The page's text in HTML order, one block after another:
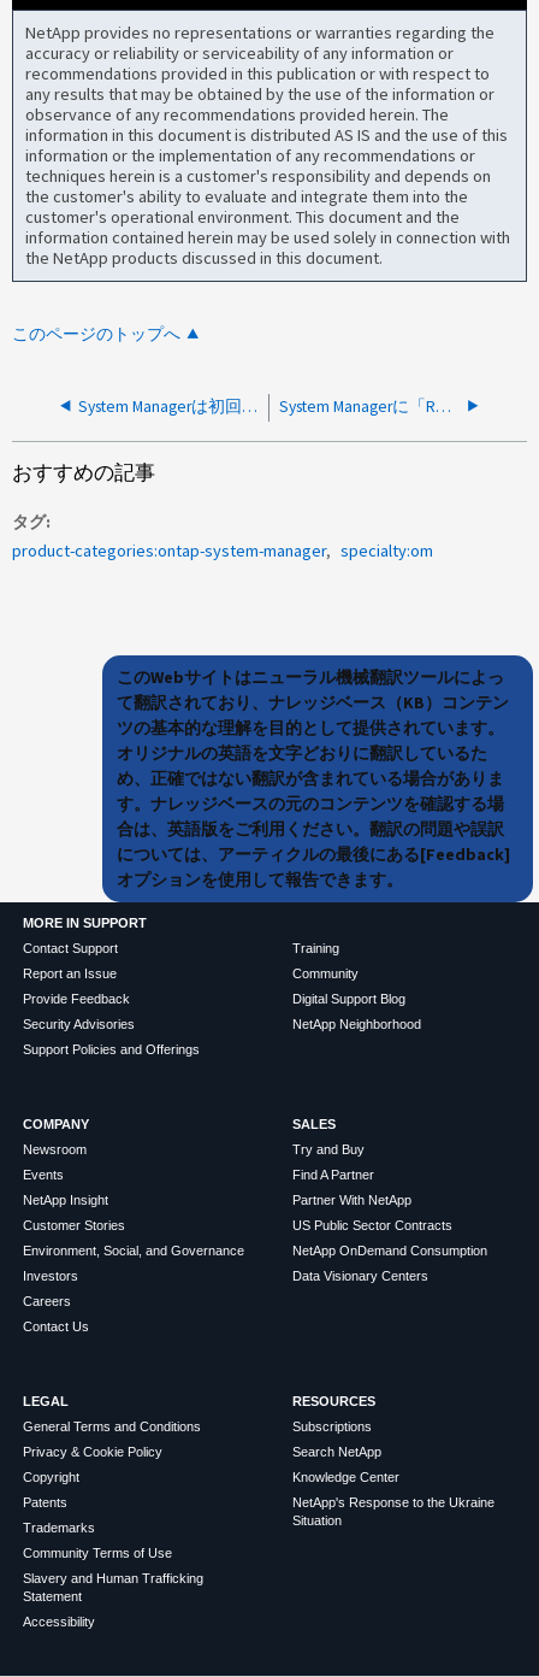
NetApp provides no representations or warranties regarding the
accuracy or reliability or serviceability of any information or
recommendations provided in this publication or with respect to
any results that may be obtained by the use of the information or
observance of any recommendations provided herein. The
information in this document is distributed AS IS and the use of this
information or the implementation of any recommendations or
techniques herein is a customer's responsibility and depends on
the customer's ability to evaluate and integrate them into the
customer's operational environment. This document and the
information contained herein may be used solely in connection with
the NetApp products discussed in this document.
このページのトップへ
System Managerは初回ログイン後、ユーザをログイン画面に戻します System Managerに「Registration has expired due to inactivity.もう一度登録してください。"
おすすめの記事
タグ
product-categories:ontap-system-manager
specialty:om
このWebサイトはニューラル機械翻訳ツールによっ
て翻訳されており、ナレッジベース（KB）コンテン
ツの基本的な理解を目的として提供されています。
オリジナルの英語を文字どおりに翻訳しているた
め、正確ではない翻訳が含まれている場合がありま
す。ナレッジベースの元のコンテンツを確認する場
合は、英語版をご利用ください。翻訳の問題や誤訳
については、アーティクルの最後にある[Feedback]
オプションを使用して報告できます。
MORE IN SUPPORT
Contact Support
Report an Issue
Provide Feedback
Security Advisories
Support Policies and Offerings
Training
Community
Digital Support Blog
NetApp Neighborhood
COMPANY
Newsroom
Events
NetApp Insight
Customer Stories
Environment, Social, and Governance
Investors
Careers
Contact Us
SALES
Try and Buy
Find A Partner
Partner With NetApp
US Public Sector Contracts
NetApp OnDemand Consumption
Data Visionary Centers
LEGAL
General Terms and Conditions
Privacy & Cookie Policy
Copyright
Patents
Trademarks
Community Terms of Use
Slavery and Human Trafficking
Statement
Accessibility
RESOURCES
Subscriptions
Search NetApp
Knowledge Center
NetApp's Response to the Ukraine
Situation